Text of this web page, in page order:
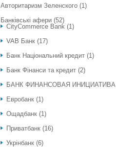
Авторитаризм Зеленского (1)
Банківські афери (52)
CityCommerce Bank (1)
VAB Банк (17)
Банк Національний кредит (1)
Банк Фінанси та кредит (2)
БАНК ФИНАНСОВАЯ ИНИЦИАТИВА
Евробанк (1)
Ощадбанк (1)
Приватбанк (16)
Укрінбанк (6)